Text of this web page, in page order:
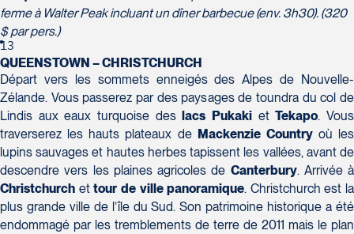
ferme à Walter Peak incluant un dîner barbecue (env. 3h30). (320
$ par pers.)
13
QUEENSTOWN – CHRISTCHURCH
Départ vers les sommets enneigés des Alpes de Nouvelle-
Zélande. Vous passerez par des paysages de toundra du col de
Lindis aux eaux turquoise deslacs Pukaki etTekapo. Vous
traverserez les hauts plateaux de Mackenzie Country où les
lupins sauvages et hautes herbes tapissent les vallées, avant de
descendre vers les plaines agricoles de Canterbury. Arrivée à
Christchurch ettour de ville panoramique. Christchurch est la
plus grande ville de l’île du Sud. Son patrimoine historique a été
endommagé par les tremblements de terre de 2011 mais le plan